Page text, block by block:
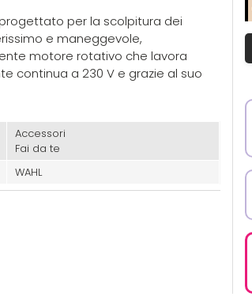
per la scolpitura dei
e maneggevole,
motore rotativo che lavora
continua a 230 V e grazie al suo
Accessori
Fai da te
WAHL